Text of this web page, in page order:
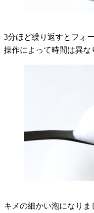
3分ほど繰り返すとフォ
操作によって時間は異な
キメの細かい泡になり